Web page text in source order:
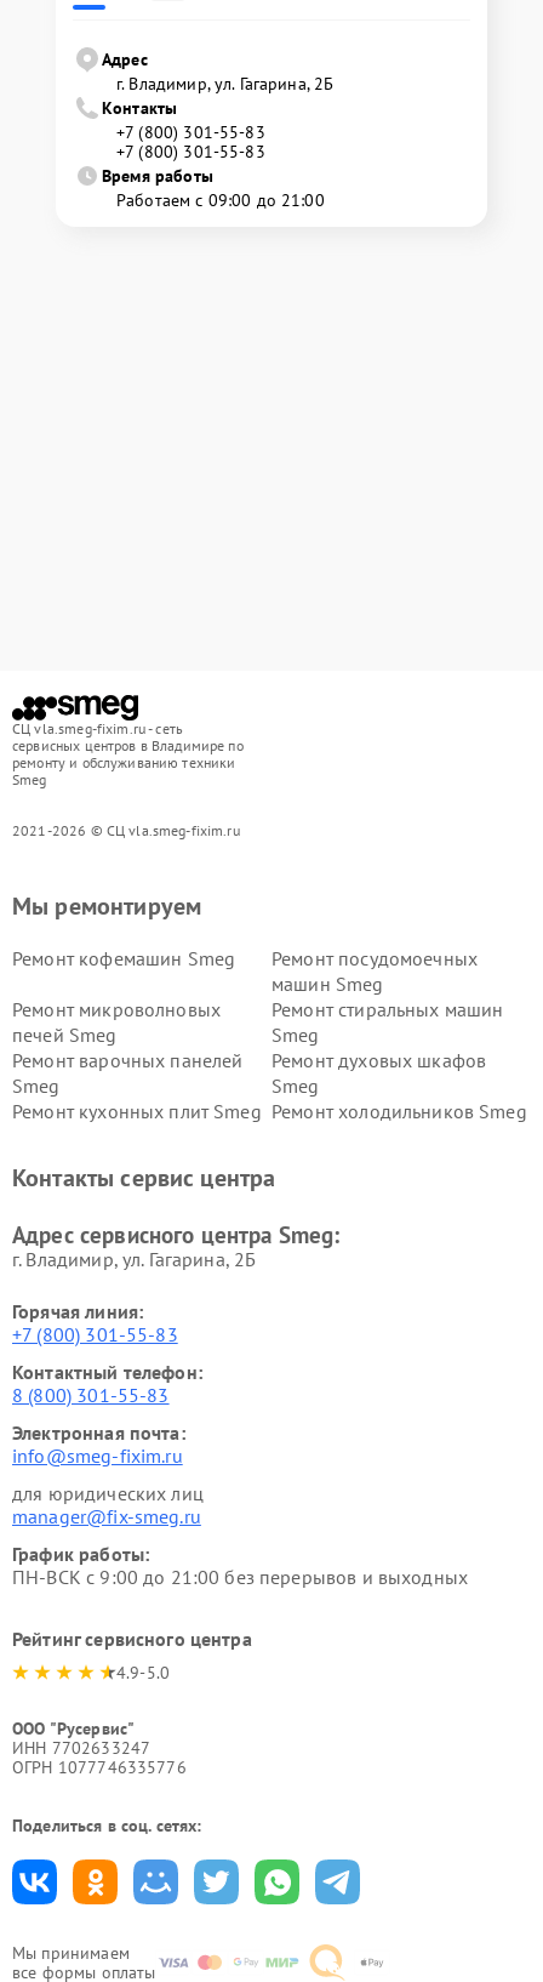
Адрес
г. Владимир, ул. Гагарина, 2Б
Контакты
+7 (800) 301-55-83
+7 (800) 301-55-83
Время работы
Работаем с 09:00 до 21:00
СЦ vla.smeg-fixim.ru - сеть
сервисных центров в Владимире по
ремонту и обслуживанию техники
Smeg
2021-2026 © СЦ vla.smeg-fixim.ru
Мы принимаем
все формы оплаты
Мы ремонтируем
Ремонт кофемашин Smeg
Ремонт посудомоечных
машин Smeg
Ремонт микроволновых
печей Smeg
Ремонт стиральных машин
Smeg
Ремонт варочных панелей
Smeg
Ремонт духовых шкафов
Smeg
Ремонт кухонных плит Smeg Ремонт холодильников Smeg
Контакты сервис центра
Адрес сервисного центра Smeg:
г. Владимир, ул. Гагарина, 2Б
Горячая линия:
+7 (800) 301-55-83
Контактный телефон:
8 (800) 301-55-83
Электронная почта:
info@smeg-fixim.ru
для юридических лиц
manager@fix-smeg.ru
График работы:
ПН-ВСК с 9:00 до 21:00 без перерывов и выходных
Рейтинг сервисного центра
4.9-5.0
ООО "Русервис"
ИНН 7702633247
ОГРН 1077746335776
Поделиться в соц. сетях: